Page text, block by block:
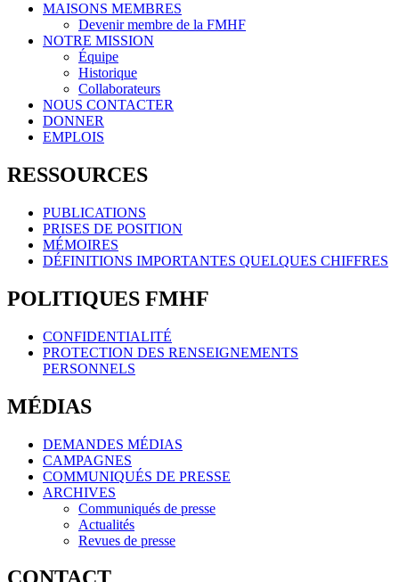
MAISONS MEMBRES
Devenir membre de la FMHF
NOTRE MISSION
Équipe
Historique
Collaborateurs
NOUS CONTACTER
DONNER
EMPLOIS
RESSOURCES
PUBLICATIONS
PRISES DE POSITION
MÉMOIRES
DÉFINITIONS IMPORTANTES QUELQUES CHIFFRES
POLITIQUES FMHF
CONFIDENTIALITÉ
PROTECTION DES RENSEIGNEMENTS
PERSONNELS
MÉDIAS
DEMANDES MÉDIAS
CAMPAGNES
COMMUNIQUÉS DE PRESSE
ARCHIVES
Communiqués de presse
Actualités
Revues de presse